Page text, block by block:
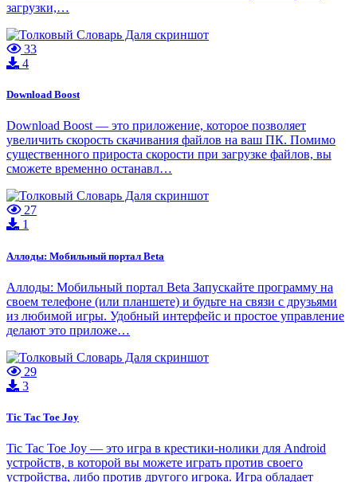
загрузки,…
33
4
Download Boost
Download Boost — это приложение, которое позволяет
увеличить скорость скачивания файлов на ваш ПК. Помимо
существенного прироста скорости при загрузке файлов, вы
сможете временно останавл…
27
1
Аллоды: Мобильный портал Beta
Аллоды: Мобильный портал Beta Запускайте программу на
своем телефоне (или планшете) и будьте на связи с друзьями
из любимой игры. Удобный интерфейс и простое управление
делают это приложе…
29
3
Tic Tac Toe Joy
Tic Tac Toe Joy — это игра в крестики-нолики для Android
устройств, в которой вы можете играть против своего
устройства, либо против другого игрока. Игра обладает